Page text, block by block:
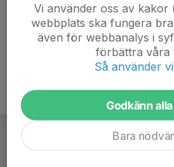
Vi använder oss av
webbplats ska fungera
även för webbanalys i
förbättra våra
Så använder
Godkänn
Bara